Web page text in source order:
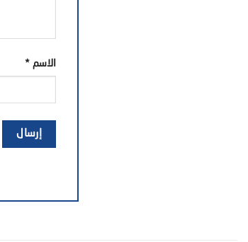
الاسم *